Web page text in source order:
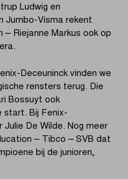
Ludwig en
Jumbo-Visma rekent
– Riejanne Markus ook op
Deceuninck vinden we
rensters terug. Die
Bossuyt ook
start. Bij Fenix-
Julie De Wilde. Nog meer
– Tibco – SVB dat
bij de junioren,